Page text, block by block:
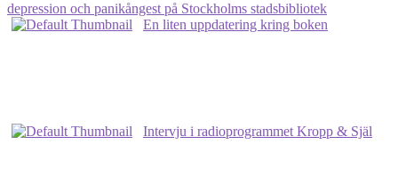
depression och panikångest på Stockholms stadsbibliotek
En liten uppdatering kring boken
Intervju i radioprogrammet Kropp & Själ